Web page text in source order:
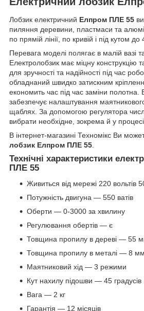
Лобзик електричний Елпром ПЛЕ 55
пиляння деревини, пластмаси та
по прямій лінії, по кривій і під кутом до
Перевага моделі полягає в малій вазі
Електролобзик має міцну конструкцію
для зручності та надійності під час
обладнаний швидко затискним
економить час під час заміни полотна.
забезпечує налаштування
щаблях. За допомогою регулятора
вибрати необхідне, зокрема й у
В інтернет-магазині Техномікс Ви
лобзик Елпром ПЛЕ 55.
Технічні характеристики
ПЛЕ 55
Живиться від мережі 220 вольтів
Потужність двигуна — 550 ватів
Оберти — 0-3000 за хвилину
Регулювання обертів — є
Товщина пропилу в дереві — 55
Товщина пропилу в металі — 8 мм
Маятниковий хід — 3 режими
Кут нахилу підошви — 45 градусів
Вага — 2 кг
Гарантія — 12 місяців